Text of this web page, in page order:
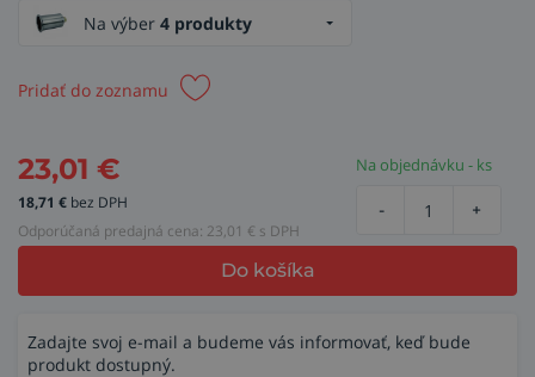
Na výber 4 produkty
Pridať do zoznamu
23,01 €
18,71 € bez DPH
Odporúčaná predajná cena: 23,01 € s DPH
Na objednávku - ks
- +
Do košíka
Zadajte svoj e-mail a budeme vás informovať, keď bude
produkt dostupný.